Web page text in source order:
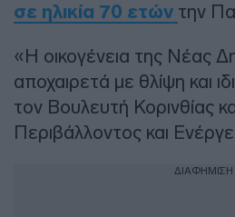
σε ηλικία 70 ετών την
«Η οικογένεια της Νέας
αποχαιρετά με θλίψη και
τον Βουλευτή Κορινθίας
Περιβάλλοντος και
ΔΙΑΦΗΜΙΣΗ